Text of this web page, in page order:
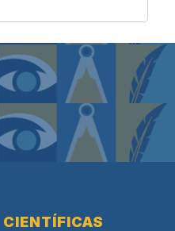
CIENTÍFICAS